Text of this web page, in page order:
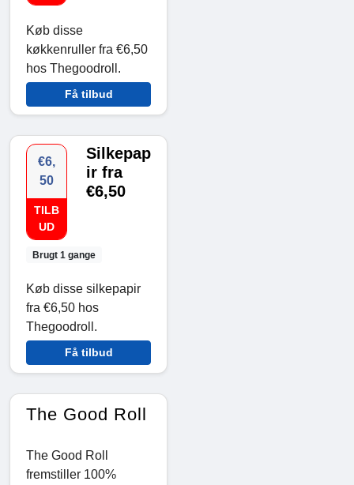
Køb disse
køkkenruller fra €6,50
hos Thegoodroll.
Få tilbud
€6,
50
TILB
UD
Brugt 1 gange
Silkepap
ir fra
€6,50
Køb disse silkepapir
fra €6,50 hos
Thegoodroll.
Få tilbud
The Good Roll
The Good Roll
fremstiller 100%